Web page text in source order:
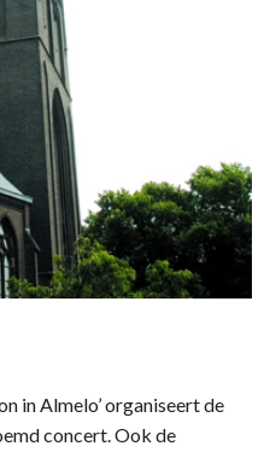
in Almelo’ organiseert de
concert. Ook de